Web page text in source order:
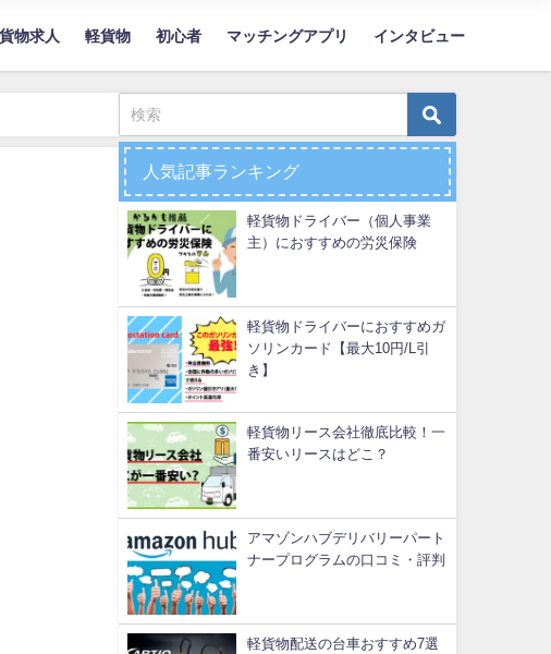
物求人 軽貨物 初心者 マッチングアプリ インタビュー
人気記事ランキング
軽貨物ドライバー（個人事業
主）におすすめの労災保険
軽貨物ドライバーにおすすめガ
ソリンカード【最大10円/L引
き】
軽貨物リース会社徹底比較！一
番安いリースはどこ？
アマゾンハブデリバリーパート
ナープログラムの口コミ・評判
軽貨物配送の台車おすすめ7選